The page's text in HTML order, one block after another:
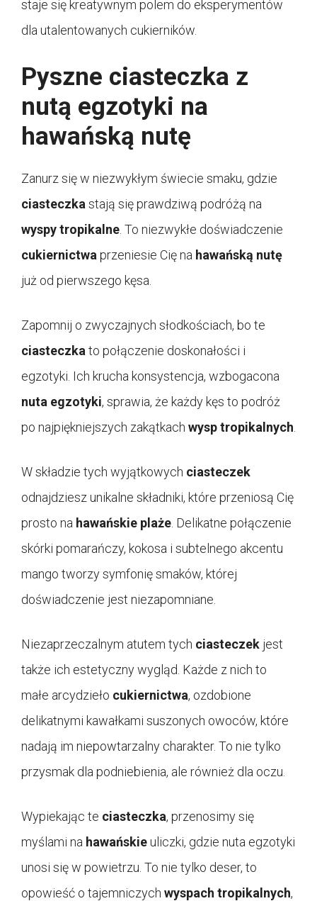
staje się kreatywnym polem do eksperymentów
dla utalentowanych cukierników.
Pyszne ciasteczka z
nutą egzotyki na
hawańską nutę
Zanurz się w niezwykłym świecie smaku, gdzie
ciasteczka stają się prawdziwą podróżą na
wyspy tropikalne . To niezwykłe doświadczenie
cukiernictwa przeniesie Cię na hawańską nutę
już od pierwszego kęsa.
Zapomnij o zwyczajnych słodkościach, bo te
ciasteczka to połączenie doskonałości i
egzotyki. Ich krucha konsystencja, wzbogacona
nuta egzotyki, sprawia, że każdy kęs to podróż
po najpiękniejszych zakątkach wysp tropikalnych
W składzie tych wyjątkowych ciasteczek
odnajdziesz unikalne składniki, które przeniosą Cię
prosto na hawańskie plaże . Delikatne połączenie
skórki pomarańczy, kokosa i subtelnego akcentu
mango tworzy symfonię smaków, której
doświadczenie jest niezapomniane.
Niezaprzeczalnym atutem tych ciasteczek jest
także ich estetyczny wygląd. Każde z nich to
małe arcydzieło cukiernictwa, ozdobione
delikatnymi kawałkami suszonych owoców, które
nadają im niepowtarzalny charakter. To nie tylko
przysmak dla podniebienia, ale również dla oczu.
Wypiekając te ciasteczka, przenosimy się
myślami na hawańskieuliczki, gdzie nuta egzotyki
unosi się w powietrzu. To nie tylko deser, to
opowieść o tajemniczych wyspach tropikalnych,